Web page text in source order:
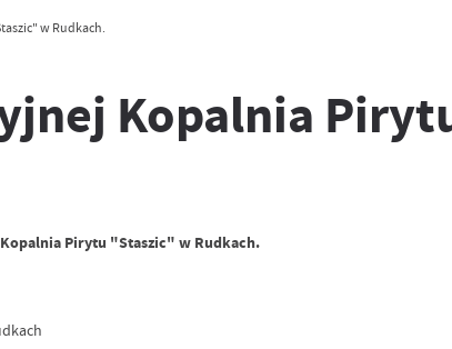
w Rudkach.
Kopalnia
Kopalnia Pirytu "Staszic" w Rudkach.